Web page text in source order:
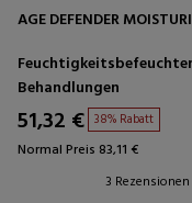
AGE DEFENDER
Behandlungen
51,32 € 38% Rabatt
Normal Preis 83,11 €
3 Rezensionen